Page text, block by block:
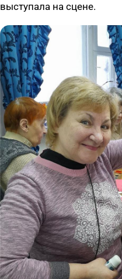
выступала на сцене.